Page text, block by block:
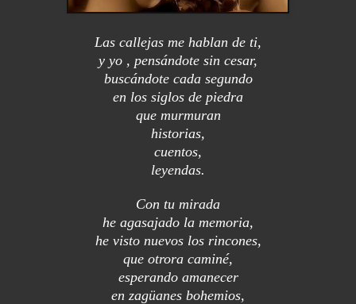
Las callejas me hablan de ti,
y yo , pensándote sin cesar,
buscándote cada segundo
en los siglos de piedra
que murmuran
historias,
cuentos,
leyendas.
Con tu mirada
he agasajado la memoria,
he visto nuevos los rincones,
que otrora caminé,
esperando amanecer
en zagüanes bohemios,